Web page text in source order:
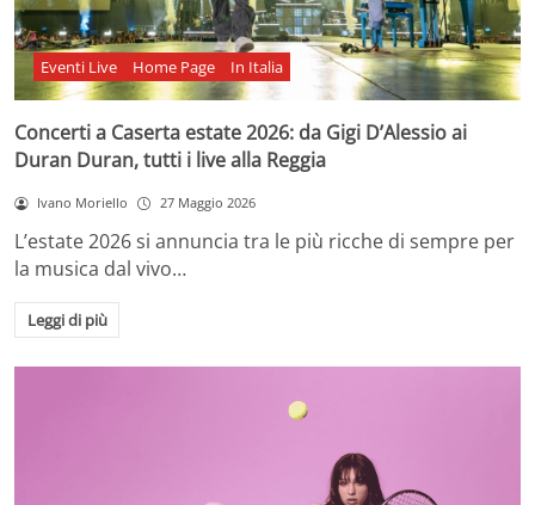
Eventi Live Home Page In Italia
Concerti a Caserta estate 2026: da Gigi D’Alessio ai
Duran Duran, tutti i live alla Reggia
Ivano Moriello 27 Maggio 2026
L’estate 2026 si annuncia tra le più ricche di sempre per
la musica dal vivo…
Leggi di più